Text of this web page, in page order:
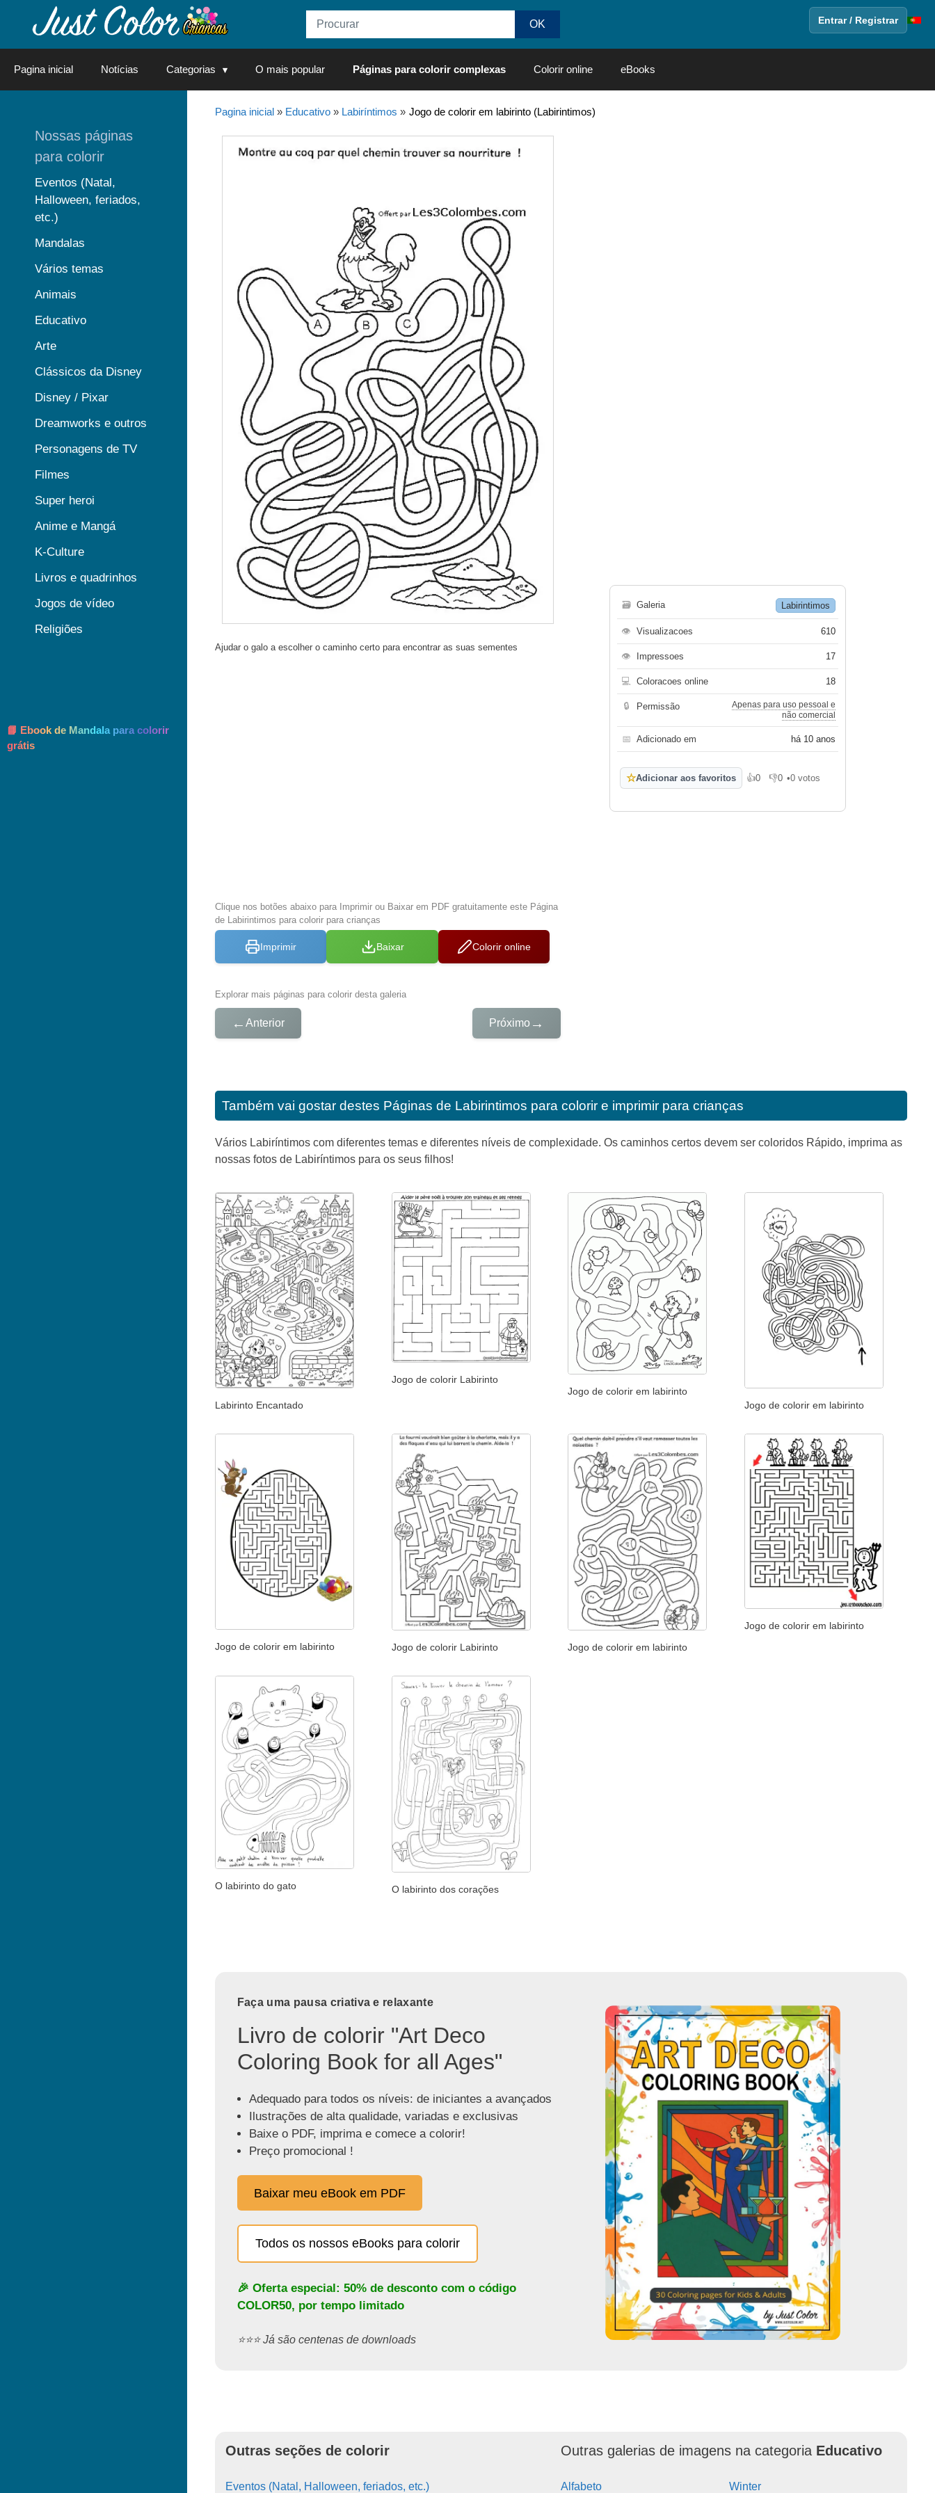
Entrar / Registrar
Pagina inicial Notícias Categorias O mais popular Páginas para colorir complexas Colorir online eBooks
Pagina inicial» Educativo» Labiríntimos » Jogo de colorir em labirinto (Labirintimos)
Ajudar o galo a escolher o caminho certo para encontrar as suas sementes
Clique nos botões abaixo para Imprimir ou Baixar em PDF gratuitamente este Página
de Labirintimos para colorir para crianças
Imprimir Baixar Colorir online
Explorar mais páginas para colorir desta galeria
← Anterior Próximo →
🗃 Galeria Labirintimos
👁 Visualizacoes 610
👁 Impressoes 17
💻 Coloracoes online 18
🔒 Permissão
Apenas para uso pessoal e
não comercial
📅 Adicionado em há 10 anos
☆Adicionar aos favoritos 👍0
Gosto 👎0
Não gosto
•0 votos
Também vai gostar destes Páginas de Labirintimos para colorir e imprimir para crianças
Vários Labiríntimos com diferentes temas e diferentes níveis de complexidade. Os caminhos certos devem ser coloridos Rápido, imprima as
nossas fotos de Labiríntimos para os seus filhos!
Labirinto Encantado
Jogo de colorir Labirinto
Jogo de colorir em labirinto
Jogo de colorir em labirinto
Jogo de colorir em labirinto Jogo de colorir Labirinto Jogo de colorir em labirinto
Jogo de colorir em labirinto
O labirinto do gato O labirinto dos corações
Faça uma pausa criativa e relaxante
Livro de colorir "Art Deco
Coloring Book for all Ages"
Adequado para todos os níveis: de iniciantes a avançados
Ilustrações de alta qualidade, variadas e exclusivas
Baixe o PDF, imprima e comece a colorir!
Preço promocional !
Baixar meu eBook em PDF
Todos os nossos eBooks para colorir
🎉 Oferta especial: 50% de desconto com o código
COLOR50, por tempo limitado
⭐️⭐️⭐️ Já são centenas de downloads
Outras seções de colorir
Eventos (Natal, Halloween, feriados, etc.)
Outras galerias de imagens na categoria Educativo
Alfabeto Winter
Nossas páginas
para colorir
Eventos (Natal,
Halloween, feriados,
etc.)
Mandalas
Vários temas
Animais
Educativo
Arte
Clássicos da Disney
Disney / Pixar
Dreamworks e outros
Personagens de TV
Filmes
Super heroi
Anime e Mangá
K-Culture
Livros e quadrinhos
Jogos de vídeo
Religiões
📘 Ebook de Mandala para colorir
grátis